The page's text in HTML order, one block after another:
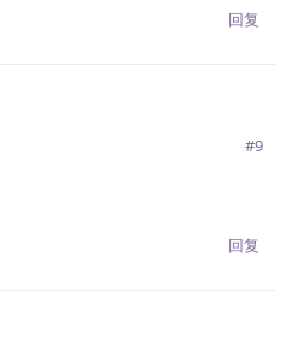
回复
#9
回复